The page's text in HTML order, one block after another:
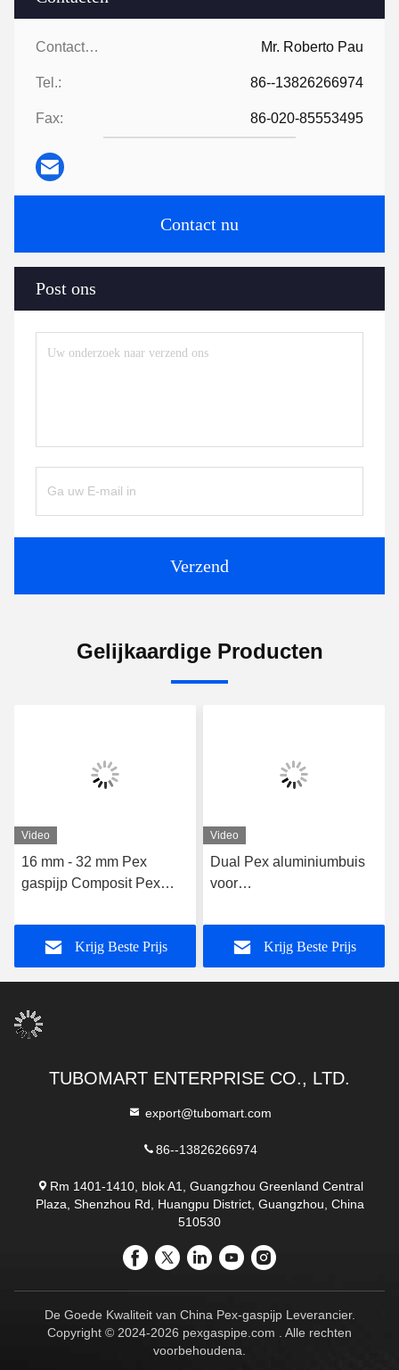
Contacten: Mr. Roberto Pau
Tel.: 86--13826266974
Fax: 86-020-85553495
Contact nu
Post ons
Verzend
Gelijkaardige Producten
Video
16 mm - 32 mm Pex
gaspijp Composit Pex
aangepaste lengte
Krijg Beste Prijs
Video
Dual Pex aluminiumbuis
voor
Gele Pexbuis
Krijg Beste Prijs
TUBOMART ENTERPRISE CO., LTD.
export@tubomart.com
86--13826266974
Rm 1401-1410, blok A1, Guangzhou Greenland Central
Plaza, Shenzhou Rd, Huangpu District, Guangzhou, China
510530
De Goede Kwaliteit van China Pex-gaspijp Leverancier.
Copyright © 2024-2026 pexgaspipe.com . Alle rechten
voorbehoudena.